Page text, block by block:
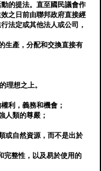
的提法。直至國民議會作
之日前由聯邦政府直接經
法定或其他法人或公司，
生產，分配和交換直接有
理想之上。
利，義務和機會；
人類的尊嚴；
或自然資源，而不是出於
完整性，以及易於使用的